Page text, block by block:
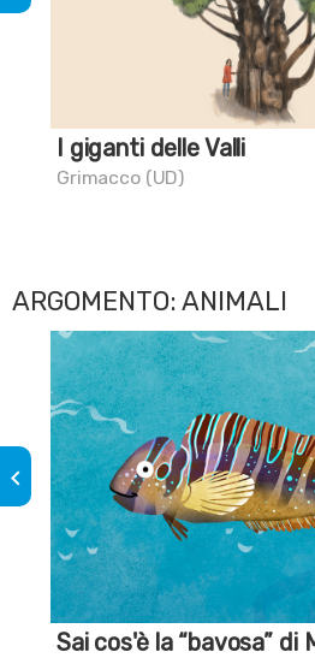
I giganti delle Valli
Grimacco (UD)
ARGOMENTO: ANIMALI
Sai cos'è la “bavosa” di
keyboard_arrow_left